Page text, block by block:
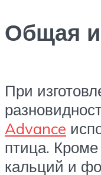
Общая
При
Advance
птица. Кроме
кальций и